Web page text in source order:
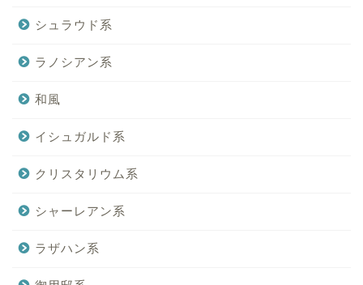
シュラウド系
ラノシアン系
和風
イシュガルド系
クリスタリウム系
シャーレアン系
ラザハン系